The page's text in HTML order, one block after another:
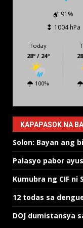
91%
1004 hPa
Today
28º / 24º
100%
KAPAPASOK NA
Solon: Bayan ang
Palasyo pabor
Kumubra ng CIF
12 todas sa
DOJ dumistansya